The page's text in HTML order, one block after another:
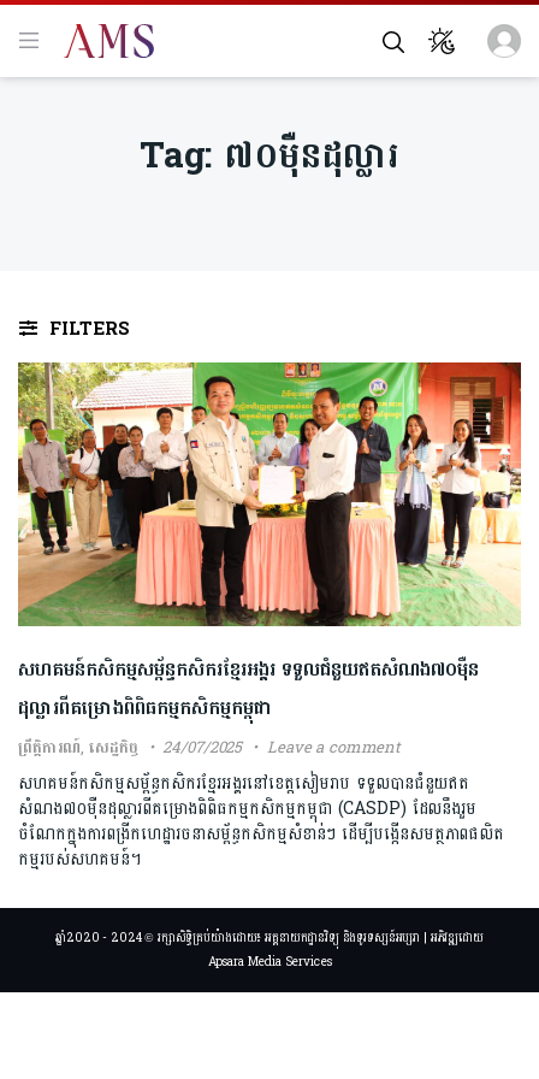
Tag: ៧០ម៉ឺនដុល្លារ
FILTERS
សហគមន៍កសិកម្មសម្ព័ន្ធកសិករខ្មែរអង្គរ ទទួលជំនួយឥតសំណង៧០ម៉ឺន
ដុល្លារពីគម្រោង​ពិពិធកម្មកសិកម្មកម្ពុជា
ព្រឹត្តិការណ៍,សេដ្ឋកិច្ច 24/07/2025 Leave a comment
សហគមន៍កសិកម្មសម្ព័ន្ធកសិករខ្មែរអង្គរនៅខេត្តសៀមរាប ទទួលបានជំនួយឥត
សំណង៧០ម៉ឺនដុល្លារពីគម្រោងពិពិធកម្មកសិកម្មកម្ពុជា (CASDP) ដែលនឹងរួម
ចំណែកក្នុងការពង្រីកហេដ្ឋារចនាសម្ព័ន្ធកសិកម្មសំខាន់ៗ ដើម្បីបង្កើនសមត្ថភាពផលិត
កម្មរបស់សហគមន៍។
ឆ្នាំ2020 - 2024 © រក្សាសិទ្ធិគ្រប់យ៉ាងដោយ៖ អគ្គនាយកដ្ឋានវិទ្យុ និងទូរទស្សន៍អប្សរា | អភិវឌ្ឍដោយ
Apsara Media Services